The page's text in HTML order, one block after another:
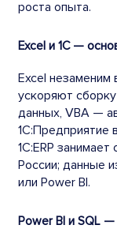
роста опыта.
Excel и 1С —
Excel незаменим
ускоряют
данных, VBA —
1С:Предприятие
1С:ERP
России; данные
или Power BI.
Power BI и SQL —